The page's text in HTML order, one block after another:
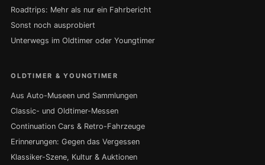
Roadtrips: Mehr als nur ein Fahrbericht
Sonst noch ausprobiert
Unterwegs im Oldtimer oder Youngtimer
OLDTIMER & YOUNGTIMER
Aus Auto-Museen und Sammlungen
Classic- und Oldtimer-Messen
Continuation Cars & Retro-Fahrzeuge
Erinnerungen: Gegen das Vergessen
Klassiker-Szene, Kultur & Auktionen